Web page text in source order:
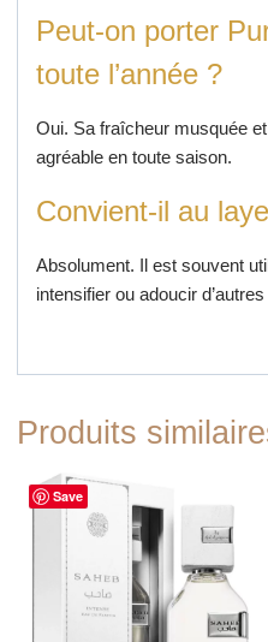
Peut-on porter
toute l’année ?
Oui. Sa fraîcheur musquée
agréable en toute saison.
Convient-il au
Absolument. Il est souvent
intensifier ou adoucir
Produits
Save